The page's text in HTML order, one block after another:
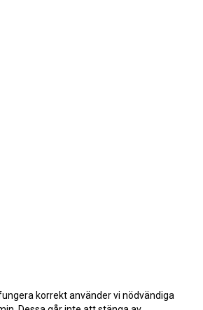
korrekt använder vi nödvändiga